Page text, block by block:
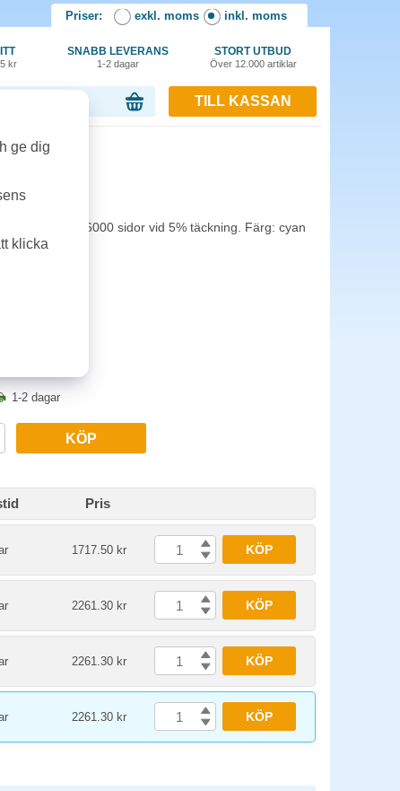
Priser: exkl. moms inkl. moms
kr
SNABB LEVERANS
1-2 dagar
STORT UTBUD
Över 12.000 artiklar
TILL KASSAN
cyan
Kapacitet: 16000 sidor vid 5% täckning. Färg: cyan
1-2 dagar
KÖP
Pris
1717.50 kr KÖP
2261.30 kr KÖP
2261.30 kr KÖP
2261.30 kr KÖP
ge dig
klicka